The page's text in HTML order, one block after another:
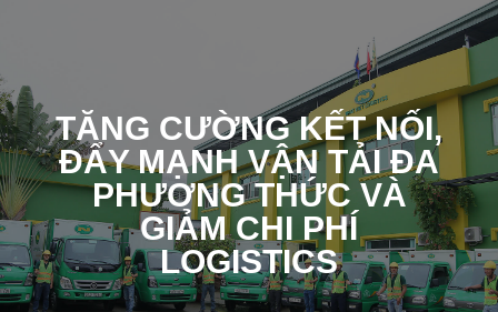
TĂNG CƯỜNG KẾT NỐI,
ĐẨY MẠNH VẬN TẢI ĐA
PHƯƠNG THỨC VÀ
GIẢM CHI PHÍ
LOGISTICS